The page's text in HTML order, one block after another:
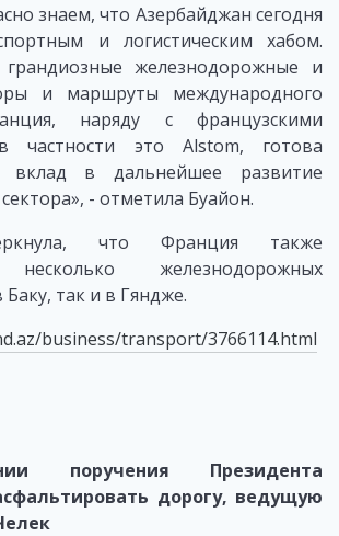
знаем, что Азербайджан сегодня
и логистическим хабом.
железнодорожные и
и маршруты международного
наряду с французскими
частности это Alstom, готова
вклад в дальнейшее развитие
- отметила Буайон.
что Франция также
несколько железнодорожных
так и в Гяндже.
business/transport/3766114.html
поручения Президента
дорогу, ведущую